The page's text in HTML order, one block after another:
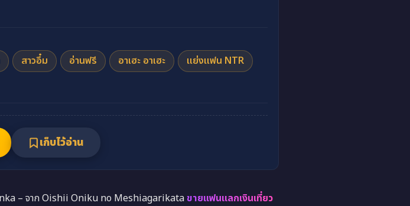
สาวอึ๋ม อ่านฟรี อาเฮะ อาเฮะ
แย่งแฟน NTR
เก็บไว้อ่าน
– จาก Oishii Oniku no Meshiagarikataขายแฟนแลกเงินเที่ยว